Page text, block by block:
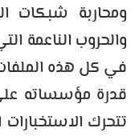
ومحاربة شبكات
والحروب الناعمة
في كل هذه
قدرة مؤسساته
تتحرك